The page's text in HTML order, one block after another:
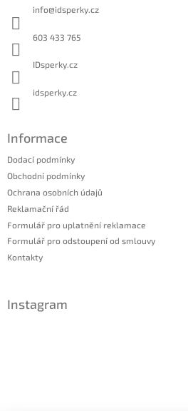
info@idsperky.cz
603 433 765
IDsperky.cz
idsperky.cz
Informace
Dodací podmínky
Obchodní podmínky
Ochrana osobních údajů
Reklamační řád
Formulář pro uplatnění reklamace
Formulář pro odstoupení od smlouvy
Kontakty
Instagram